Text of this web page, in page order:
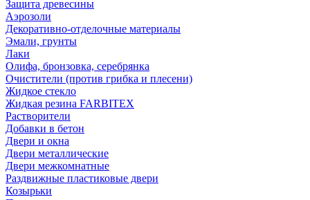
Защита древесины
Аэрозоли
Декоративно-отделочные материалы
Эмали, грунты
Лаки
Олифа, бронзовка, серебрянка
Очистители (против грибка и плесени)
Жидкое стекло
Жидкая резина FARBITEX
Растворители
Добавки в бетон
Двери и окна
Двери металлические
Двери межкомнатные
Раздвижные пластиковые двери
Козырьки